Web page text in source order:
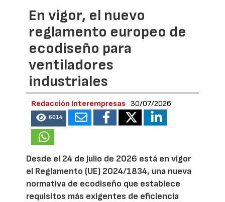
En vigor, el nuevo
reglamento europeo de
ecodiseño para
ventiladores
industriales
Redacción Interempresas 30/07/2026
6014
Desde el 24 de julio de 2026 está en vigor
el Reglamento (UE) 2024/1834, una nueva
normativa de ecodiseño que establece
requisitos más exigentes de eficiencia